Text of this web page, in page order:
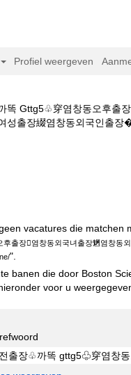
Profiel weergeven
똑 Gttg5♧穿염창동오후출
성출장綴염창동외국인출
vacatures die matchen
출장염창동외국녀출장䰣염창동
".
banen die door Boston
voor u